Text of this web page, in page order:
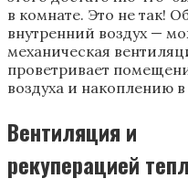
в комнате. Это не так!
внутренний воздух —
механическая
проветривает
воздуха и накоплению
Вентиляция и
рекуперацией